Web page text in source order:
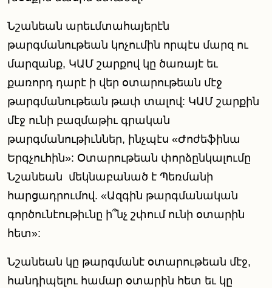
Նշանեան արեւմտահայերէն
թարգմանութեան կոչումին որպէս մարզ ու
մարզանք, ԿԱՄ շարքով կը ծառայէ եւ
քառորդ դարէ ի վեր օտարութեան մէջ
թարգմանութեան թափ տալով: ԿԱՄ շարքին
մէջ ունի բազմաթիւ գրական
թարգմանութիւններ, ինչպէս «Ժոժեֆինա
Երգչուհին»: Օտարութեան փորձընկալումը
Նշանեան մեկնաբանած է Պեռմանի
հարցադրումով. «Ազգին թարգմանական
գործունէութիւնը ի՞նչ շփում ունի օտարին
հետ»:
Նշանեան կը թարգմանէ օտարութեան մէջ,
հանդիպելու համար օտարին հետ եւ կը